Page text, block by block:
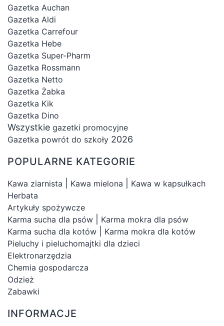
Gazetka Auchan
Gazetka Aldi
Gazetka Carrefour
Gazetka Hebe
Gazetka Super-Pharm
Gazetka Rossmann
Gazetka Netto
Gazetka Żabka
Gazetka Kik
Gazetka Dino
Wszystkie gazetki promocyjne
Gazetka powrót do szkoły 2026
POPULARNE KATEGORIE
Kawa ziarnista Kawa mielona
Kawa w kapsułkach
Herbata
Artykuły spożywcze
Karma sucha dla psów
Karma mokra dla psów
Karma sucha dla kotów
Karma mokra dla kotów
Pieluchy i pieluchomajtki dla dzieci
Elektronarzędzia
Chemia gospodarcza
Odzież
Zabawki
INFORMACJE